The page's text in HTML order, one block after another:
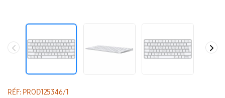
RÉF: PROD125346/1